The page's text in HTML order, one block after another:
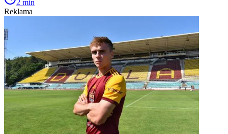
2 min
Reklama